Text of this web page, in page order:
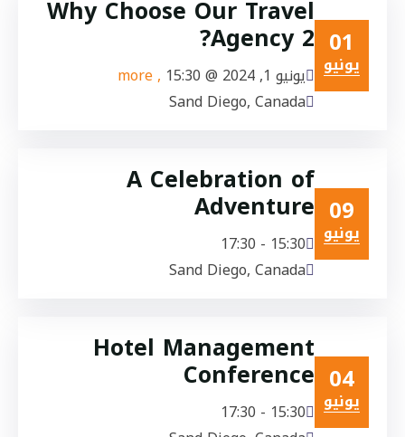
01
يونيو
Why Choose Our Travel
Agency 2?
يونيو 1, 2024 @ 15:30
, more
Sand Diego, Canada
09
يونيو
A Celebration of
Adventure
15:30 - 17:30
Sand Diego, Canada
04
يونيو
Hotel Management
Conference
15:30 - 17:30